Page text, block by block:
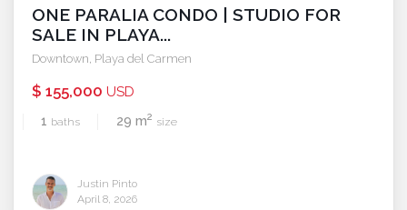
ONE PARALIA CONDO | STUDIO FOR
SALE IN PLAYA...
Downtown Playa del Carmen
$ 155,000 USD
1 baths 29 m2 size
Justin Pinto
April 8, 2026